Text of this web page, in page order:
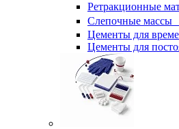
Ретракционные
Слепочные массы
Цементы для
Цементы для